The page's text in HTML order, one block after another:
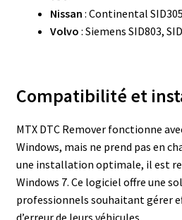
Nissan : Continental
Volvo : Siemens SID803,
Compatibilité et
MTX DTC Remover fonctionne
Windows, mais ne prend pas en
une installation optimale, il est
Windows 7. Ce logiciel offre une
professionnels souhaitant gérer